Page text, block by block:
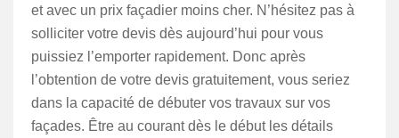
et avec un prix façadier moins cher. N’hésitez pas à
solliciter votre devis dès aujourd’hui pour vous
puissiez l’emporter rapidement. Donc après
l’obtention de votre devis gratuitement, vous seriez
dans la capacité de débuter vos travaux sur vos
façades. Être au courant dès le début les détails